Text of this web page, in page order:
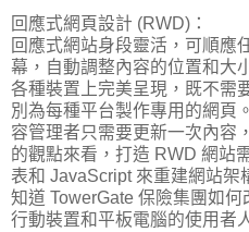
回應式網頁設計 (RWD)：
回應式網站身段靈活，可順應
幕，自動調整內容的位置和大
各種裝置上完美呈現，既不需
別為每種平台製作專用的網頁
容管理者只需要更新一次內容
的觀點來看，打造 RWD 網站
表和 JavaScript 來重建網站架
知道 TowerGate 保險集團如
行動裝置和平板電腦的使用者